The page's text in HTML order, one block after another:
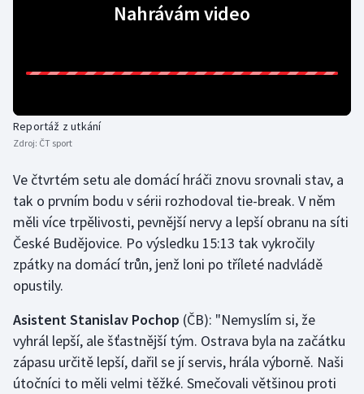
Moderní pětiboj
Parasport
Plavání
Plážový volejbal
Ragby
Rychlobruslení
Rychlostní kanoistika
Short track
Nahrávám video
Reportáž z utkání
Zdroj: ČT sport
Ve čtvrtém setu ale domácí hráči znovu srovnali stav, a
tak o prvním bodu v sérii rozhodoval tie-break. V něm
měli více trpělivosti, pevnější nervy a lepší obranu na síti
České Budějovice. Po výsledku 15:13 tak vykročily
zpátky na domácí trůn, jenž loni po tříleté nadvládě
opustily.
Asistent Stanislav Pochop (ČB): "Nemyslím si, že
vyhrál lepší, ale šťastnější tým. Ostrava byla na začátku
zápasu určitě lepší, dařil se jí servis, hrála výborně. Naši
útočníci to měli velmi těžké. Smečovali většinou proti